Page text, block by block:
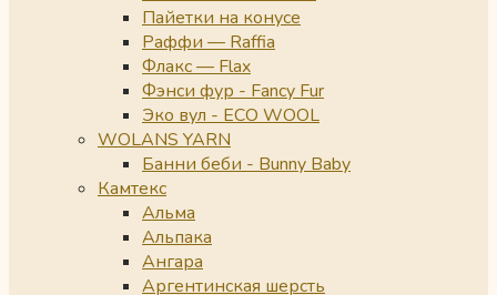
Пайетки на конусе
Раффи — Raffia
Флакс — Flax
Фэнси фур - Fancy Fur
Эко вул - ECO WOOL
WOLANS YARN
Банни беби - Bunny Baby
Камтекс
Альма
Альпака
Ангара
Аргентинская шерсть